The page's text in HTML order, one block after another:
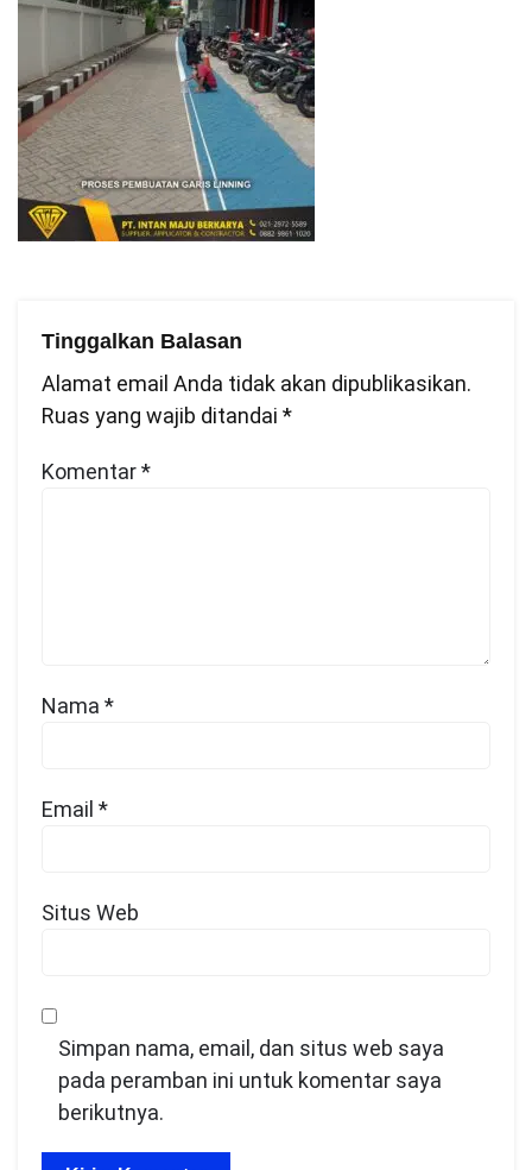
Tinggalkan Balasan
Alamat email Anda tidak akan dipublikasikan.
Ruas yang wajib ditandai *
Komentar*
Nama *
Email *
Situs Web
Simpan nama, email, dan situs web saya
pada peramban ini untuk komentar saya
berikutnya.